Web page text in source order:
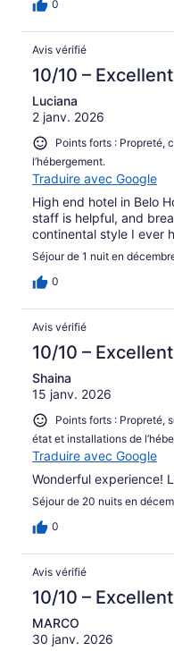
0
Avis vérifié
10/10 – Excellent
Luciana
2 janv. 2026
Points forts : Propreté,
l’hébergement.
Traduire avec Google
High end hotel in Belo
staff is helpful, and
continental style I ever
Séjour de 1 nuit en
0
Avis vérifié
10/10 – Excellent
Shaina
15 janv. 2026
Points forts : Propreté,
état et installations de
Traduire avec Google
Wonderful experience!
Séjour de 20 nuits en
0
Avis vérifié
10/10 – Excellent
MARCO
30 janv. 2026